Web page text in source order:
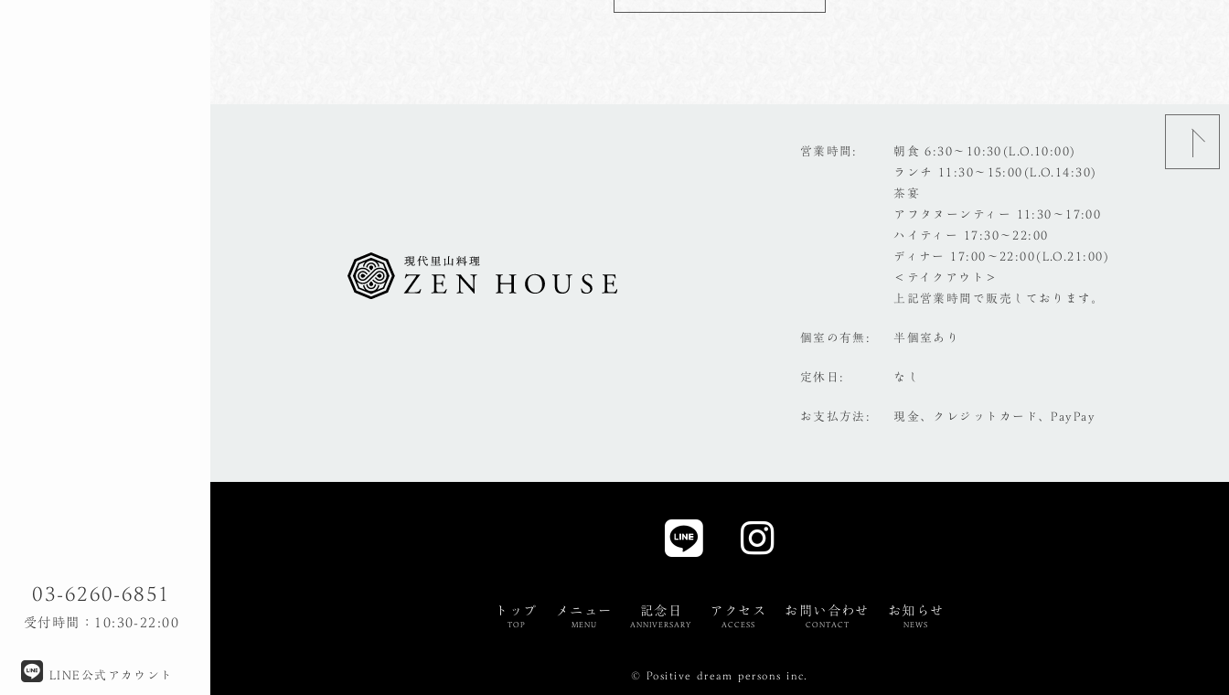
03-6260-6851
受付時間：10:30-22:00
LINE公式アカウント
営業時間
朝食 6:30～10:30(L.O.10:00)
ランチ 11:30～15:00(L.O.14:30)
茶宴
アフタヌーンティー 11:30～17:00
ハイティー 17:30～22:00
ディナー 17:00～22:00(L.O.21:00)
＜テイクアウト＞
上記営業時間で販売しております。
個室の有無 半個室あり
定休日 なし
お支払方法 現金、クレジットカード、PayPay
トップ
TOP
メニュー
MENU
記念日
ANNIVERSARY
アクセス
ACCESS
お問い合わせ
CONTACT
お知らせ
NEWS
© Positive dream persons inc.